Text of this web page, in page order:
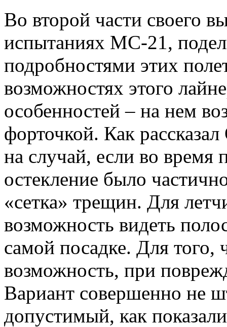
Во второй части своего
испытаниях МС-21,
подробностями этих
возможностях этого
особенностей – на нем
форточкой. Как
на случай, если во время
остекление было
«сетка» трещин. Для
возможность видеть
самой посадке. Для того,
возможность, при
Вариант совершенно не
допустимый, как